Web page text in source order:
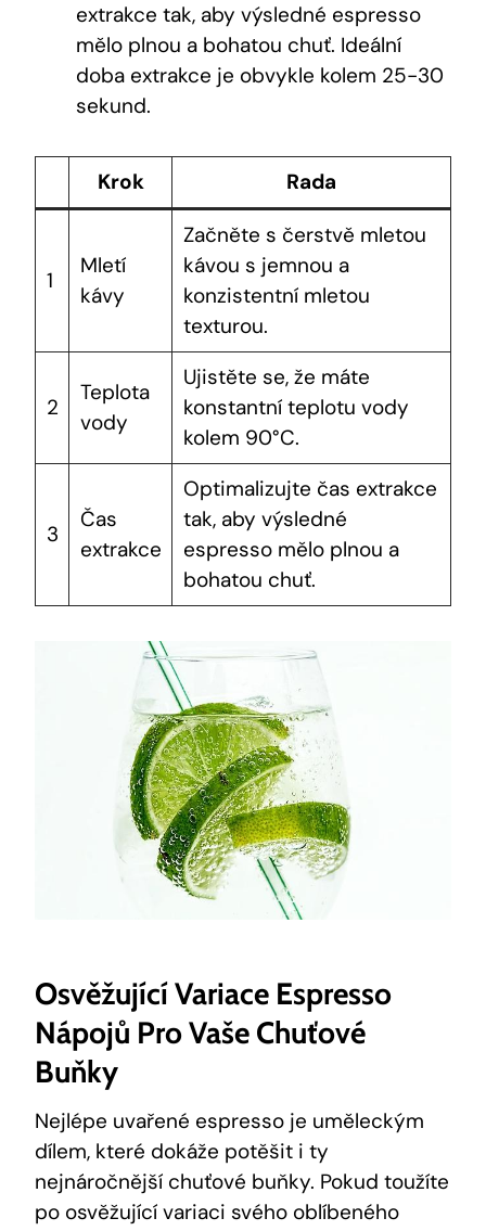
extrakce tak, aby výsledné espresso
mělo plnou a bohatou chuť. Ideální
doba extrakce je obvykle kolem 25-30
sekund.
Krok Rada
1
Mletí
kávy
Začněte s čerstvě mletou
kávou s jemnou a
konzistentní mletou
texturou.
2
Teplota
vody
Ujistěte se, že máte
konstantní teplotu vody
kolem 90°C.
3
Čas
extrakce
Optimalizujte čas extrakce
tak, aby výsledné
espresso mělo plnou a
bohatou chuť.
Osvěžující Variace Espresso
Nápojů Pro Vaše Chuťové
Buňky
Nejlépe uvařené espresso je uměleckým
dílem, které dokáže potěšit i ty
nejnáročnější chuťové buňky. Pokud toužíte
po osvěžující variaci svého oblíbeného